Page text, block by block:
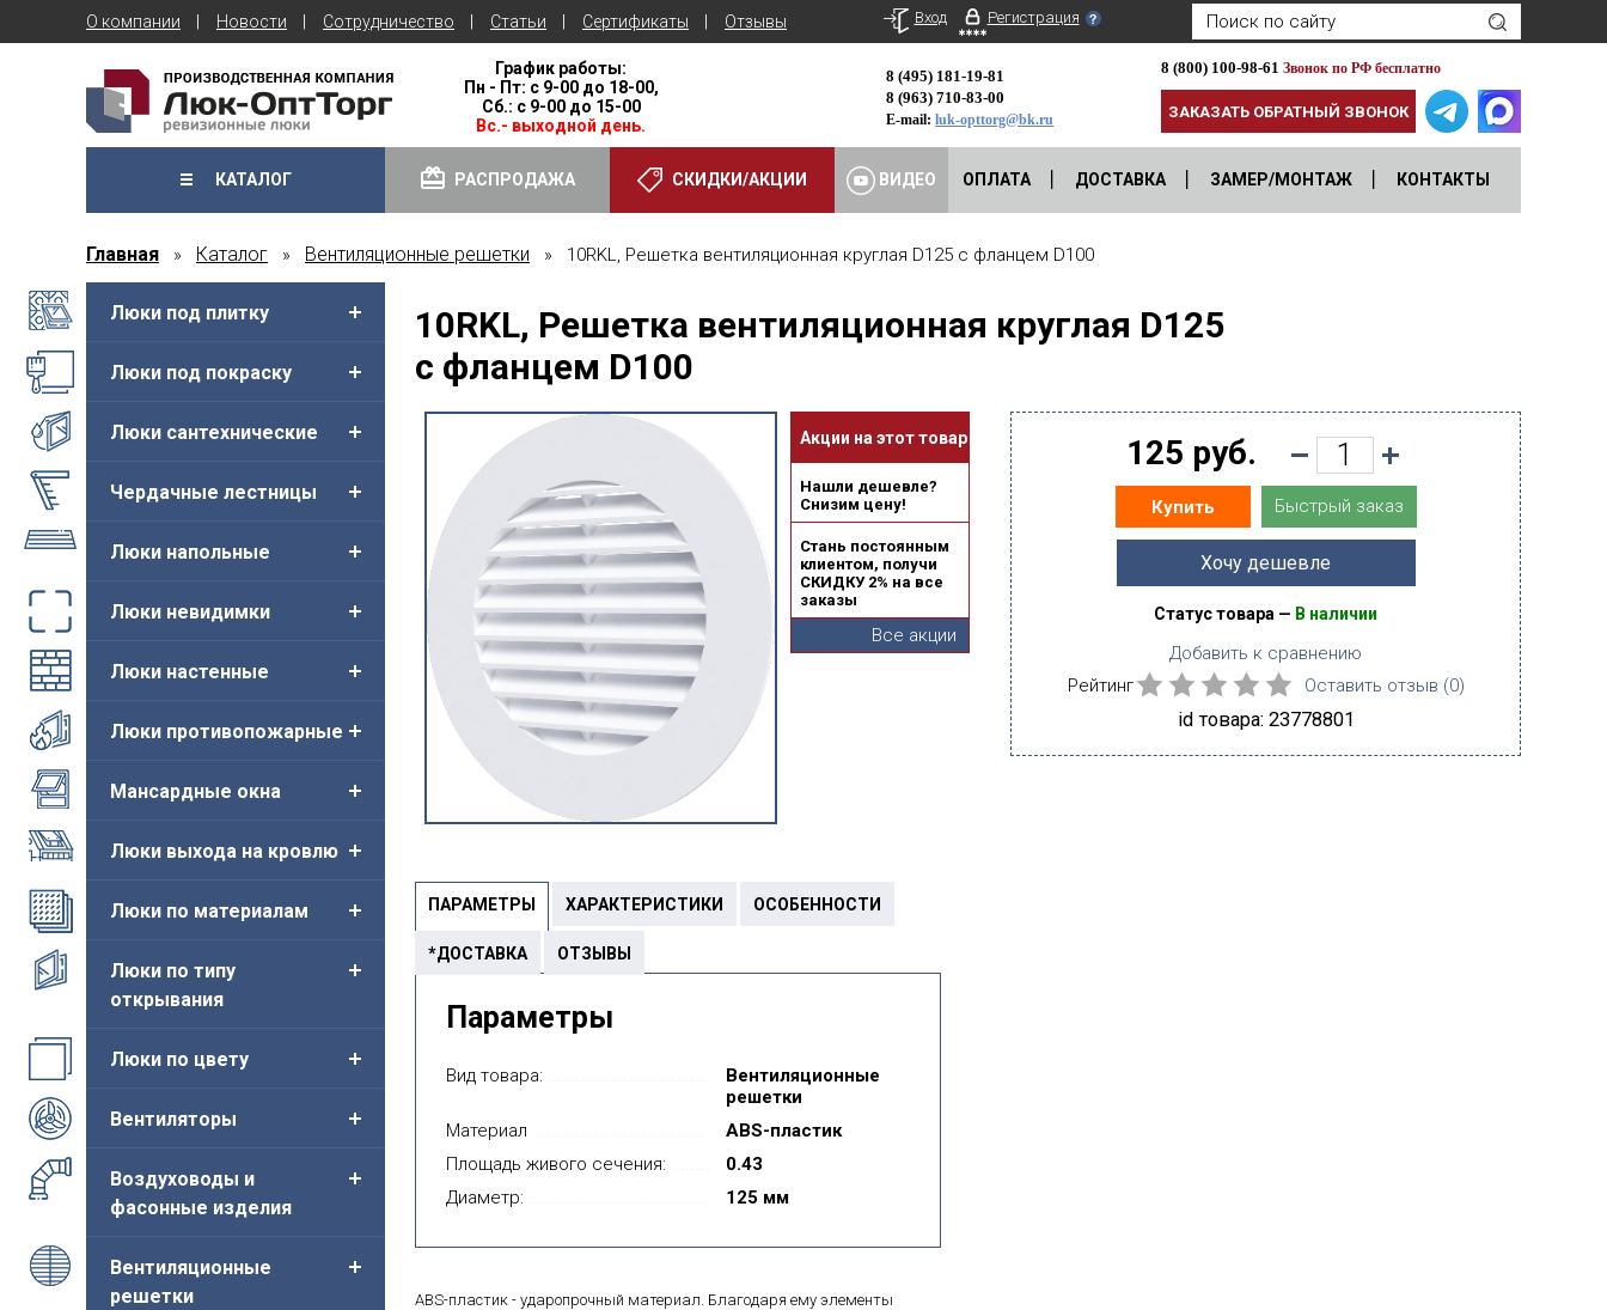
О компании Новости Сотрудничество Статьи Сертификаты Отзывы Вход Регистрация
График работы:
Пн - Пт: с 9-00 до 18-00,
Сб.: с 9-00 до 15-00
Вс.- выходной день.
8 (495) 181-19-81
8 (963) 710-83-00
E-mail:luk-opttorg@bk.ru
8 (800) 100-98-61 Звонок по РФ бесплатно
ЗАКАЗАТЬ ОБРАТНЫЙ ЗВОНОК
КАТАЛОГ РАСПРОДАЖА СКИДКИ/АКЦИИ ВИДЕО ОПЛАТА ДОСТАВКА ЗАМЕР/МОНТАЖ КОНТАКТЫ
Главная » Каталог » Вентиляционные решетки » 10RKL, Решетка вентиляционная круглая D125 с фланцем D100
Люки под плитку
Люки под покраску
Люки сантехнические
Чердачные лестницы
Люки напольные
Люки невидимки
Люки настенные
Люки противопожарные
Мансардные окна
Люки выхода на кровлю
Люки по материалам
Люки по типу
открывания
Люки по цвету
Вентиляторы
Воздуховоды и
фасонные изделия
Вентиляционные
решетки
10RKL, Решетка вентиляционная круглая D125
с фланцем D100
ПАРАМЕТРЫ ХАРАКТЕРИСТИКИ ОСОБЕННОСТИ
*ДОСТАВКА ОТЗЫВЫ
Параметры
Вид товара:
Вентиляционные
решетки
Материал
ABS-пластик
Площадь живого сечения:
0.43
Диаметр:
125 мм
ABS-пластик - ударопрочный материал. Благодаря ему элементы
Акции на этот товар
Нашли дешевле?
Снизим цену!
Стань постоянным
клиентом, получи
СКИДКУ 2% на все
заказы
Все акции
125 руб.
Купить Быстрый заказ
Хочу дешевле
Статус товара — В наличии
Добавить к сравнению
Рейтинг
Оставить отзыв (0)
id товара: 23778801